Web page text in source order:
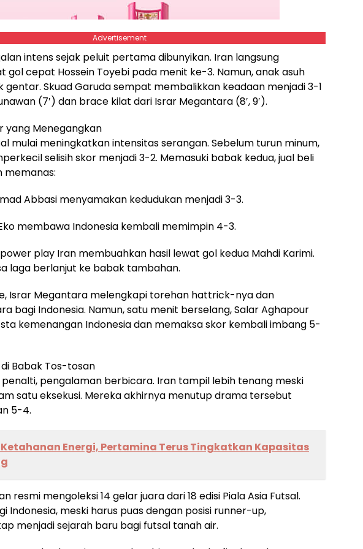
Advertisement
intens sejak peluit pertama dibunyikan. Iran langsung
gol cepat Hossein Toyebi pada menit ke-3. Namun, anak asuh
gentar. Skuad Garuda sempat membalikkan keadaan menjadi 3-1
(7′) dan brace kilat dari Israr Megantara (8′, 9′).
yang Menegangkan
mulai meningkatkan intensitas serangan. Sebelum turun minum,
selisih skor menjadi 3-2. Memasuki babak kedua, jual beli
memanas:
Abbasi menyamakan kedudukan menjadi 3-3.
membawa Indonesia kembali memimpin 4-3.
play Iran membuahkan hasil lewat gol kedua Mahdi Karimi.
laga berlanjut ke babak tambahan.
Israr Megantara melengkapi torehan hattrick-nya dan
bagi Indonesia. Namun, satu menit berselang, Salar Aghapour
kemenangan Indonesia dan memaksa skor kembali imbang 5-
Babak Tos-tosan
pengalaman berbicara. Iran tampil lebih tenang meski
satu eksekusi. Mereka akhirnya menutup drama tersebut
5-4.
Energi, Pertamina Terus Tingkatkan Kapasitas
resmi mengoleksi 14 gelar juara dari 18 edisi Piala Asia Futsal.
Indonesia, meski harus puas dengan posisi runner-up,
menjadi sejarah baru bagi futsal tanah air.